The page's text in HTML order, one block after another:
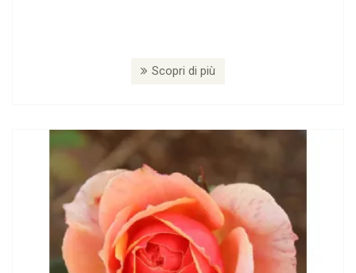
Scopri di più